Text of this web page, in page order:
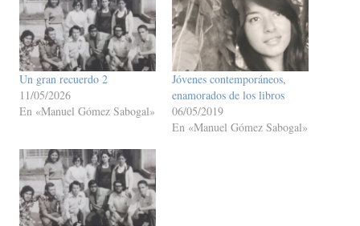
Un gran recuerdo 2
11/05/2026
En «Manuel Gómez Sabogal»
Jóvenes contemporáneos,
enamorados de los libros
06/05/2019
En «Manuel Gómez Sabogal»